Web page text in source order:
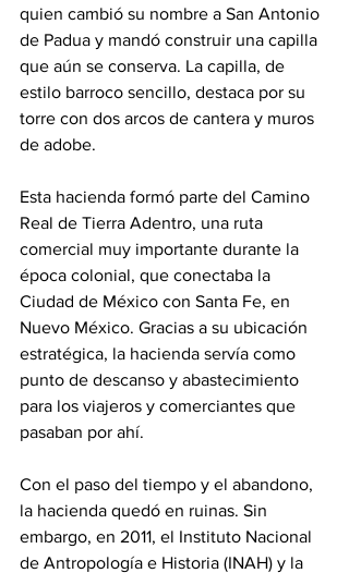
quien cambió su nombre a San Antonio
de Padua y mandó construir una capilla
que aún se conserva. La capilla, de
estilo barroco sencillo, destaca por su
torre con dos arcos de cantera y muros
de adobe.
Esta hacienda formó parte del Camino
Real de Tierra Adentro, una ruta
comercial muy importante durante la
época colonial, que conectaba la
Ciudad de México con Santa Fe, en
Nuevo México. Gracias a su ubicación
estratégica, la hacienda servía como
punto de descanso y abastecimiento
para los viajeros y comerciantes que
pasaban por ahí.
Con el paso del tiempo y el abandono,
la hacienda quedó en ruinas. Sin
embargo, en 2011, el Instituto Nacional
de Antropología e Historia (INAH) y la